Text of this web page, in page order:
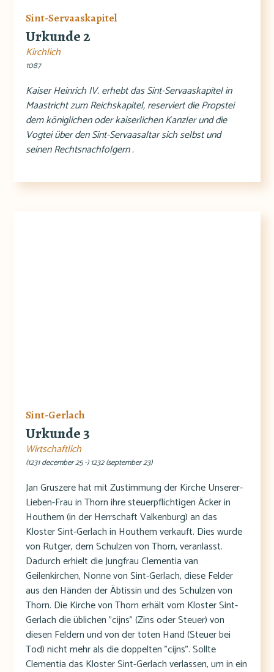
Sint-Servaaskapitel
Urkunde 2
Kirchlich
1087
Kaiser Heinrich IV. erhebt das Sint-Servaaskapitel in
Maastricht zum Reichskapitel, reserviert die Propstei
dem königlichen oder kaiserlichen Kanzler und die
Vogtei über den Sint-Servaasaltar sich selbst und
seinen Rechtsnachfolgern .
Sint-Gerlach
Urkunde 3
Wirtschaftlich
(1231 december 25 -) 1232 (september 23)
Jan Gruszere hat mit Zustimmung der Kirche Unserer-
Lieben-Frau in Thorn ihre steuerpflichtigen Äcker in
Houthem (in der Herrschaft Valkenburg) an das
Kloster Sint-Gerlach in Houthem verkauft. Dies wurde
von Rutger, dem Schulzen von Thorn, veranlasst.
Dadurch erhielt die Jungfrau Clementia van
Geilenkirchen, Nonne von Sint-Gerlach, diese Felder
aus den Händen der Äbtissin und des Schulzen von
Thorn. Die Kirche von Thorn erhält vom Kloster Sint-
Gerlach die üblichen "cijns" (Zins oder Steuer) von
diesen Feldern und von der toten Hand (Steuer bei
Tod) nicht mehr als die doppelten "cijns". Sollte
Clementia das Kloster Sint-Gerlach verlassen, um in ein